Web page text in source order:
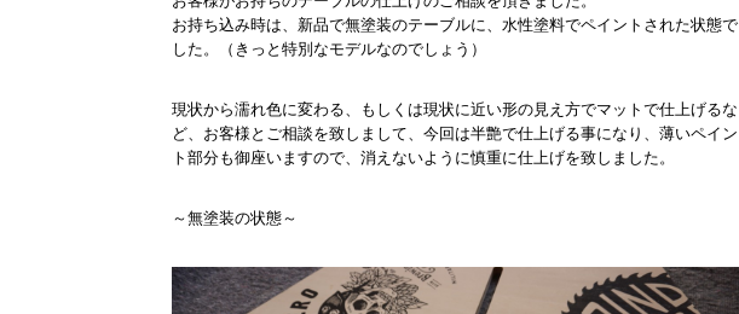
お持ち込み時は、新品で無塗装のテーブルに、水性塗料でペイントされた状態で
した。（きっと特別なモデルなのでしょう）
現状から濡れ色に変わる、もしくは現状に近い形の見え方でマットで仕上げるな
ど、お客様とご相談を致しまして、今回は半艶で仕上げる事になり、薄いペイン
ト部分も御座いますので、消えないように慎重に仕上げを致しました。
～無塗装の状態～